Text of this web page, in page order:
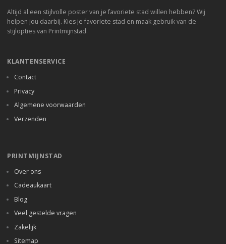
Altijd al een stijlvolle poster van je favoriete stad willen hebben? Wij
helpen jou daarbij. Kies je favoriete stad en maak gebruik van de
stijlopties van Printmijnstad.
KLANTENSERVICE
Contact
Privacy
Algemene voorwaarden
Verzenden
PRINTMIJNSTAD
Over ons
Cadeaukaart
Blog
Veel gestelde vragen
Zakelijk
Sitemap